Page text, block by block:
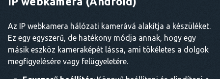
Az IP webkamera hálózati kamerává alakítja a készüléket.
Ez egy egyszerű, de hatékony módja annak, hogy egy
másik eszköz kameraképét lássa, ami tökéletes a dolgok
megfigyelésére vagy felügyeletére.